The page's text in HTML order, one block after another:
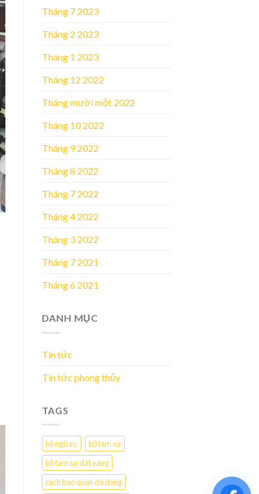
Tháng 7 2023
Tháng 2 2023
Tháng 1 2023
Tháng 12 2022
Tháng mười một 2022
Tháng 10 2022
Tháng 9 2022
Tháng 8 2022
Tháng 7 2022
Tháng 4 2022
Tháng 3 2022
Tháng 7 2021
Tháng 6 2021
DANH MỤC
Tin tức
Tin tức phong thủy
TAGS
bộ ngũ sự
bộ tam sự
bộ tam sự dát vàng
cach bao quan do dong